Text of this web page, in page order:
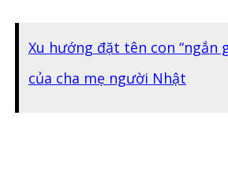
Xu hướng đặt tên con “ngắn
của cha mẹ người Nhật